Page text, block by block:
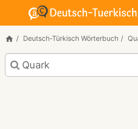
Deutsch-Türkisch Wörterbuch
Deutsch-
Türkisch
Übersetzung